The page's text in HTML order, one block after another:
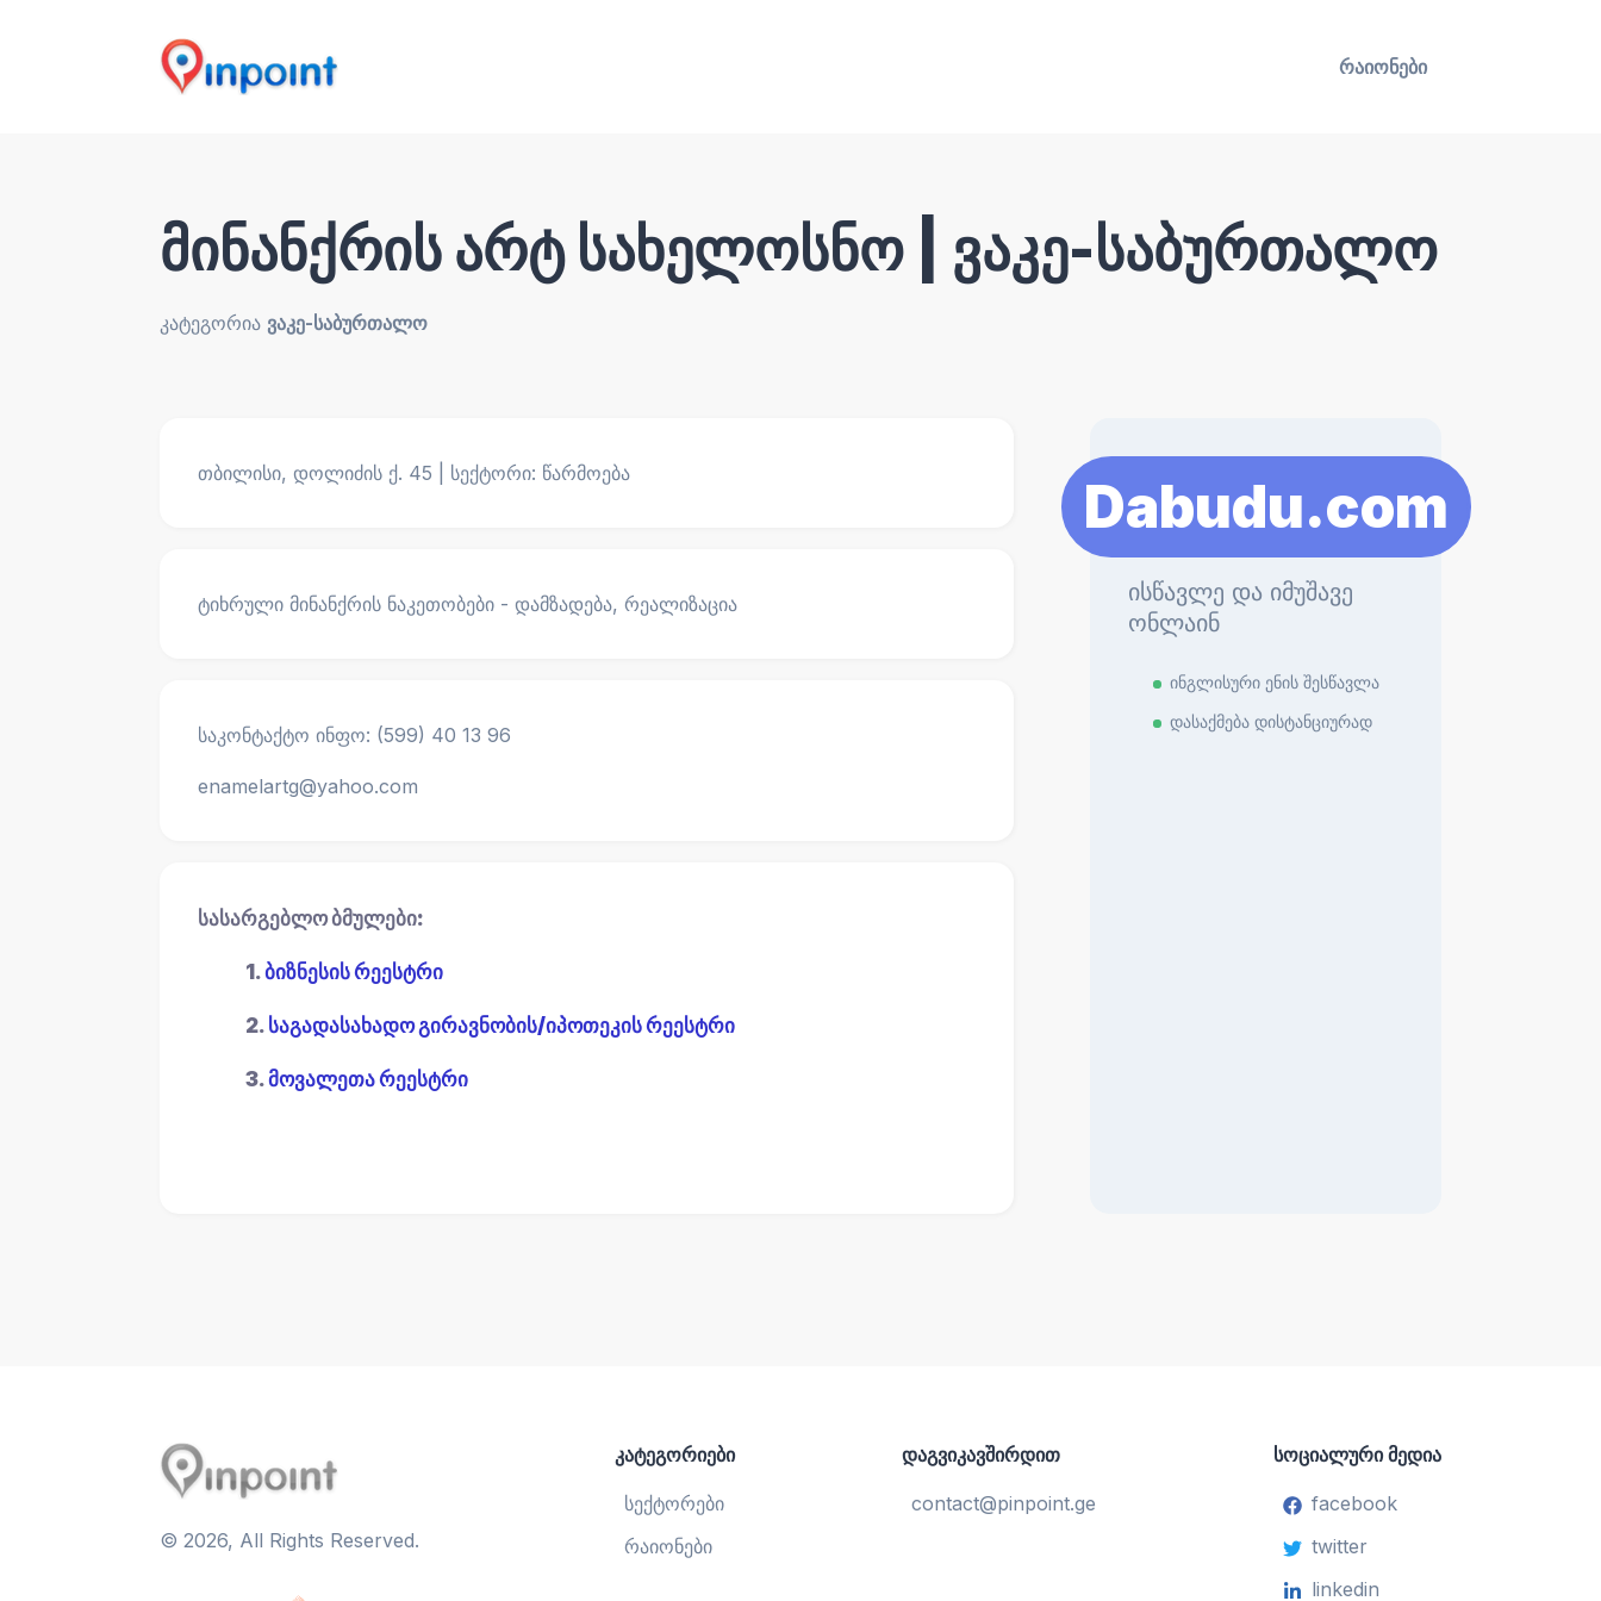
რაიონები
მინანქრის არტ სახელოსნო | ვაკე-საბურთალო
კატეგორია ვაკე-საბურთალო
თბილისი, დოლიძის ქ. 45 | სექტორი: წარმოება
ტიხრული მინანქრის ნაკეთობები - დამზადება, რეალიზაცია
საკონტაქტო ინფო: (599) 40 13 96
enamelartg@yahoo.com
სასარგებლო ბმულები:
1.ბიზნესის რეესტრი
2. საგადასახადო გირავნობის/იპოთეკის რეესტრი
3.მოვალეთა რეესტრი
Dabudu.com
ისწავლე და იმუშავე
ონლაინ
ინგლისური ენის შესწავლა
დასაქმება დისტანციურად
© 2026, All Rights Reserved.
კატეგორიები
სექტორები
რაიონები
დაგვიკავშირდით
contact@pinpoint.ge
სოციალური მედია
facebook
twitter
linkedin